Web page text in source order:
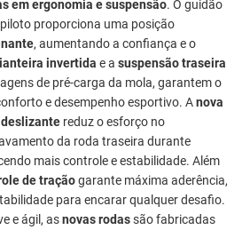
em ergonomia e suspensão. O guidão
proporciona uma posição
, aumentando a confiança e o
invertida e a suspensão traseira
de pré-carga da mola, garantem o
e desempenho esportivo. Anova
reduz o esforço no
da roda traseira durante
mais controle e estabilidade. Além
de traçãogarante máxima aderência,
para encarar qualquer desafio.
e ágil, asnovas rodassão fabricadas